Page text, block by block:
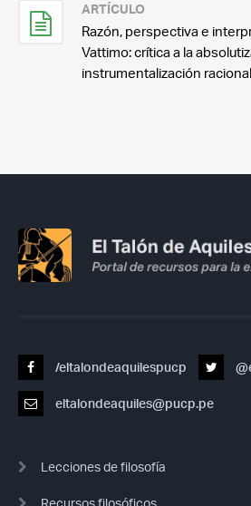
ARTÍCULO
Razón, perspectiva e
Vattimo: crítica a la
instrumentalización
/eltalondeaquilespucp
eltalondeaquiles@pucp.pe
Lecciones de filosofía